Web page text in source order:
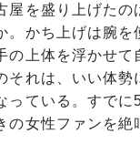
を盛り上げたの
。かち上げは腕
の上体を浮かせ
それは、いい体
っている。すで
女性ファンを絶